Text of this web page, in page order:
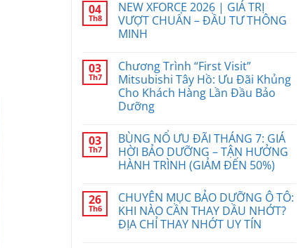
04
Th8
NEW XFORCE 2026 | GIÁ TRỊ
VƯỢT CHUẨN – ĐẦU TƯ THÔNG
MINH
03
Th7
Chương Trình “First Visit”
Mitsubishi Tây Hồ: Ưu Đãi Khủng
Cho Khách Hàng Lần Đầu Bảo
Dưỡng
03
Th7
BÙNG NỔ ƯU ĐÃI THÁNG 7: GIÁ
HỜI BẢO DƯỠNG – TẬN HƯỞNG
HÀNH TRÌNH (GIẢM ĐẾN 50%)
26
Th6
CHUYÊN MỤC BẢO DƯỠNG Ô TÔ:
KHI NÀO CẦN THAY DẦU NHỚT?
ĐỊA CHỈ THAY NHỚT UY TÍN